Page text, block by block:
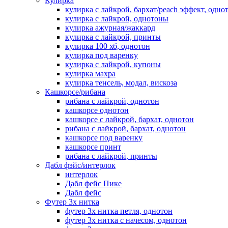
кулирка с лайкрой, бархат/peach эффект,
кулирка с лайкрой, однотоны
кулирка ажурная/жаккард
кулирка с лайкрой, принты
кулирка 100 хб, однотон
кулирка под варенку
кулирка с лайкрой, купоны
кулирка махра
кулирка тенсель, модал, вискоза
Кашкорсе/рибана
рибана с лайкрой, однотон
кашкорсе однотон
кашкорсе с лайкрой, бархат, однотон
рибана с лайкрой, бархат, однотон
кашкорсе под варенку
кашкорсе принт
рибана с лайкрой, принты
Дабл фэйс/интерлок
интерлок
Дабл фейс Пике
Дабл фейс
Футер 3х нитка
футер 3х нитка петля, однотон
футер 3х нитка с начесом, однотон